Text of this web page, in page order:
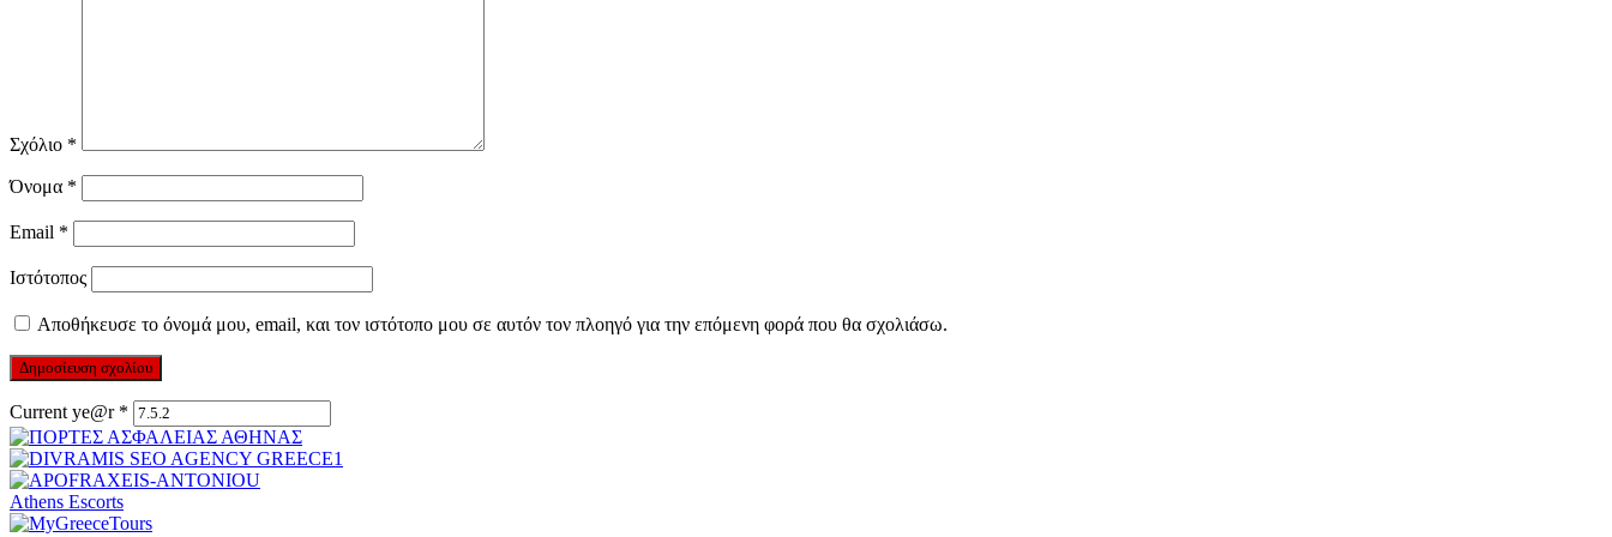
Σχόλιο *
Όνομα *
Email *
Ιστότοπος
Αποθήκευσε το όνομά μου, email, και τον ιστότοπο μου σε αυτόν τον πλοηγό για την επόμενη φορά που θα σχολιάσω.
Current ye@r *
Athens Escorts